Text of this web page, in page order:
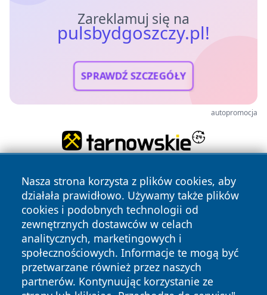
Zareklamuj się na
pulsbydgoszczy.pl!
SPRAWDŹ SZCZEGÓŁY
autopromocja
Nasza strona korzysta z plików cookies, aby
działała prawidłowo. Używamy także plików
cookies i podobnych technologii od
zewnętrznych dostawców w celach
analitycznych, marketingowych i
społecznościowych. Informacje te mogą być
przetwarzane również przez naszych
partnerów. Kontynuując korzystanie ze
Copyright © 2026 pulsbydgoszczy.pl Wszystkie prawa
zastrzeżone.